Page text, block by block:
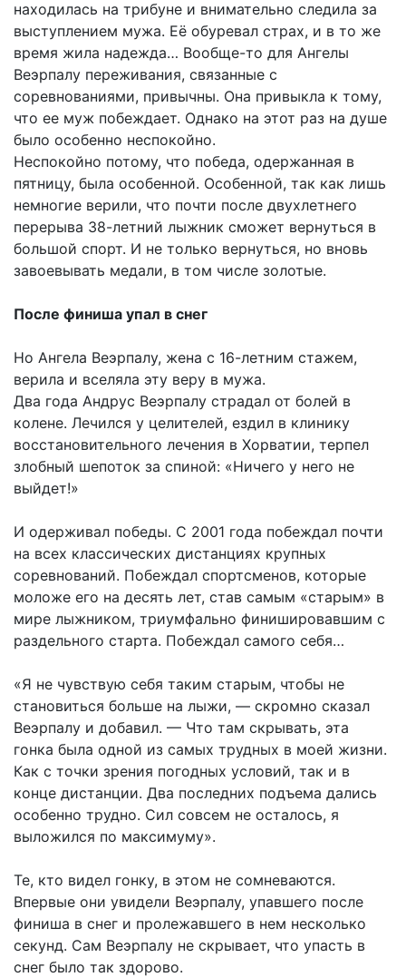
находилась на трибуне и внимательно следила за
выступлением мужа. Её обуревал страх, и в то же
время жила надежда… Вообще-то для Ангелы
Веэрпалу переживания, связанные с
соревнованиями, привычны. Она привыкла к тому,
что ее муж побеждает. Однако на этот раз на душе
было особенно неспокойно.
Неспокойно потому, что победа, одержанная в
пятницу, была особенной. Особенной, так как лишь
немногие верили, что почти после двухлетнего
перерыва 38-летний лыжник сможет вернуться в
большой спорт. И не только вернуться, но вновь
завоевывать медали, в том числе золотые.
После финиша упал в снег
Но Ангела Веэрпалу, жена с 16-летним стажем,
верила и вселяла эту веру в мужа.
Два года Андрус Веэрпалу страдал от болей в
колене. Лечился у целителей, ездил в клинику
восстановительного лечения в Хорватии, терпел
злобный шепоток за спиной: «Ничего у него не
выйдет!»
И одерживал победы. С 2001 года побеждал почти
на всех классических дистанциях крупных
соревнований. Побеждал спортсменов, которые
моложе его на десять лет, став самым «старым» в
мире лыжником, триумфально финишировавшим с
раздельного старта. Побеждал самого себя…
«Я не чувствую себя таким старым, чтобы не
становиться больше на лыжи, — скромно сказал
Веэрпалу и добавил. — Что там скрывать, эта
гонка была одной из самых трудных в моей жизни.
Как с точки зрения погодных условий, так и в
конце дистанции. Два последних подъема дались
особенно трудно. Сил совсем не осталось, я
выложился по максимуму».
Те, кто видел гонку, в этом не сомневаются.
Впервые они увидели Веэрпалу, упавшего после
финиша в снег и пролежавшего в нем несколько
секунд. Сам Веэрпалу не скрывает, что упасть в
снег было так здорово.